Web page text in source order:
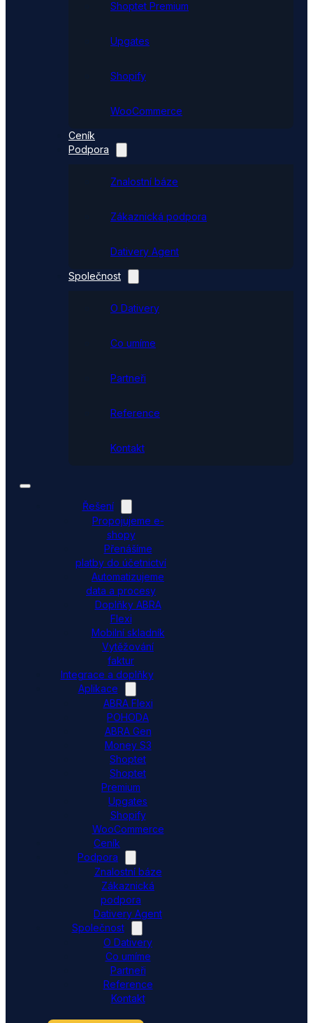
Shoptet Premium
Upgates
Shopify
WooCommerce
Ceník
Podpora
Znalostní báze
Zákaznická podpora
Dativery Agent
Společnost
O Dativery
Co umíme
Partneři
Reference
Kontakt
Řešení
Propojujeme e-
shopy
Přenášíme
platby do účetnictví
Automatizujeme
data a procesy
Doplňky ABRA
Flexi
Mobilní skladník
Vytěžování
faktur
Integrace a doplňky
Aplikace
ABRA Flexi
POHODA
ABRA Gen
Money S3
Shoptet
Shoptet
Premium
Upgates
Shopify
WooCommerce
Ceník
Podpora
Znalostní báze
Zákaznická
podpora
Dativery Agent
Společnost
O Dativery
Co umíme
Partneři
Reference
Kontakt